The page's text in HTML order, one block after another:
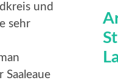
und
sehr
Saaleaue